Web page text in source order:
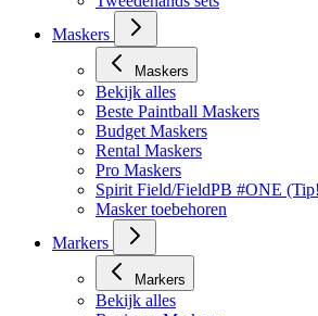
Zelf samenstellen sets
Tweedehands sets
Maskers
Maskers
Bekijk alles
Beste Paintball Maskers
Budget Maskers
Rental Maskers
Pro Maskers
Spirit Field/FieldPB #ONE (Tip!)
Masker toebehoren
Markers
Markers